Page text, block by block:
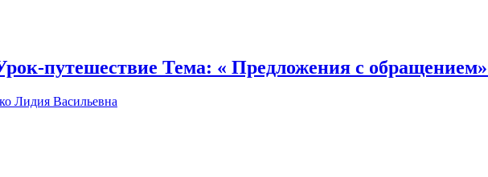
путешествие Тема: « Предложения с
Лидия Васильевна